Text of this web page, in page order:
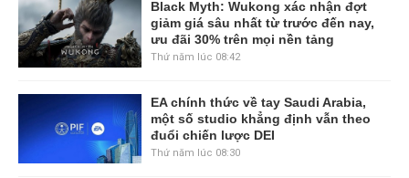
Black Myth: Wukong xác nhận đợt
giảm giá sâu nhất từ trước đến nay,
ưu đãi 30% trên mọi nền tảng
Thứ năm lúc 08:42
EA chính thức về tay Saudi Arabia,
một số studio khẳng định vẫn theo
đuổi chiến lược DEI
Thứ năm lúc 08:30